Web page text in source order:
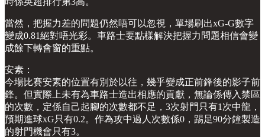
當然，把握力差的問題仍然唔可以忽視，單場刷出xG-G數字
變成0.81絕對唔光彩。車路士要點樣解決把握力問題相信會變
成餘下轉會窗的重點。
安素：
今場比賽安素的位置有別於以往，幾乎變成正前鋒後的影子前
鋒。但實際上未有為車路士造出相應的貢獻，無論係傳入禁區
的次數，定係自己起腳的次數都不足，3次射門只有1次中龍，
預期進球xG只有0.2。作為攻中過人次數係0，踢足90分鐘製造
的射門機會只有3。